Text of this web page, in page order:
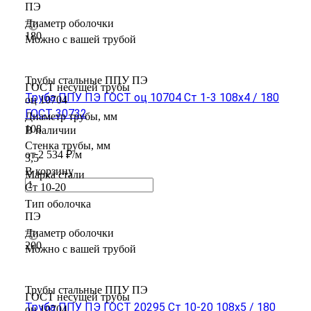
ПЭ
Диаметр оболочки
180
ГОСТ несущей трубы
оц 10704
Диаметр трубы, мм
108
Стенка трубы, мм
3,5
Марка стали
Ст 10-20
Тип оболочка
ПЭ
Диаметр оболочки
200
ГОСТ несущей трубы
Можно с вашей трубой
Трубы стальные ППУ ПЭ
Труба ППУ ПЭ ГОСТ оц 10704 Ст 1-3 108x4 / 180
ГОСТ 30732
В наличии
от 2 534 ₽/м
В корзину
Можно с вашей трубой
Трубы стальные ППУ ПЭ
Труба ППУ ПЭ ГОСТ 20295 Ст 10-20 108x5 / 180